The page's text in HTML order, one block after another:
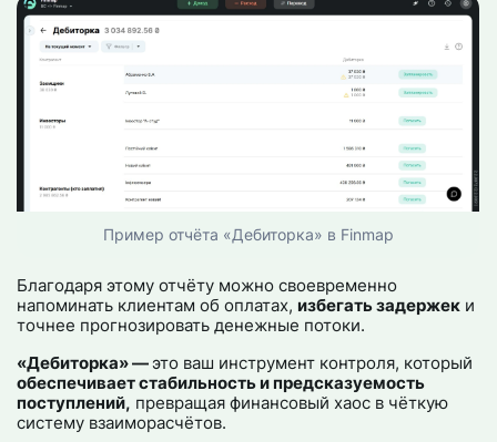
Пример отчёта «Дебиторка» в Finmap
Благодаря этому отчёту можно своевременно
напоминать клиентам об оплатах, избегать задержек и
точнее прогнозировать денежные потоки.
«Дебиторка» —это ваш инструмент контроля, который
обеспечивает стабильность и предсказуемость
поступлений, превращая финансовый хаос в чёткую
систему взаиморасчётов.